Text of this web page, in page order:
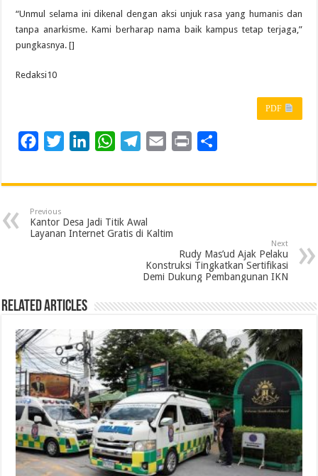
“Unmul selama ini dikenal dengan aksi unjuk rasa yang humanis dan
tanpa anarkisme. Kami berharap nama baik kampus tetap terjaga,”
pungkasnya. []
Redaksi10
PDF
c
b
o
i
t
e
n
e
d
W
a
s
A
l
g
r
a
m
a
i
a
Previous
Kantor Desa Jadi Titik Awal
Layanan Internet Gratis di Kaltim
Next
Rudy Mas’ud Ajak Pelaku
Konstruksi Tingkatkan Sertifikasi
Demi Dukung Pembangunan IKN
Related Articles